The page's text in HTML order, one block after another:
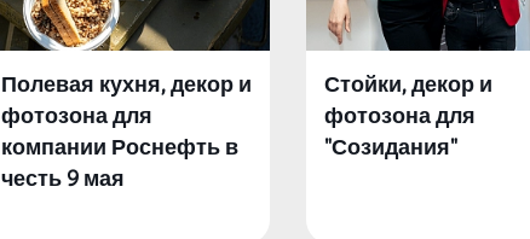
Полевая кухня, декор и
фотозона для
компании Роснефть в
честь 9 мая
Стойки, декор и
фотозона для
"Созидания"